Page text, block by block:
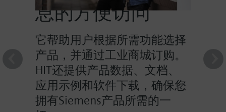
息的方便访问
它帮助用户根据所需功能选择
产品，并通过工业商城订购。
HIT还提供产品数据、文档、
应用示例和软件下载，确保您
拥有Siemens产品所需的一